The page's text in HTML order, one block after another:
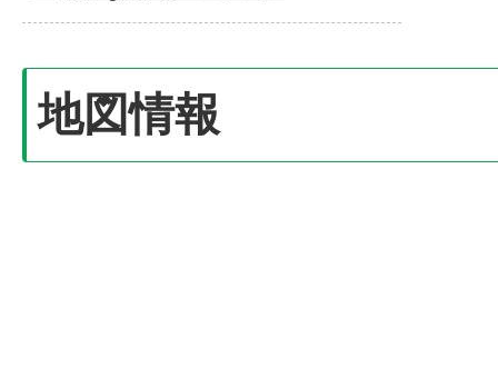
地図情報